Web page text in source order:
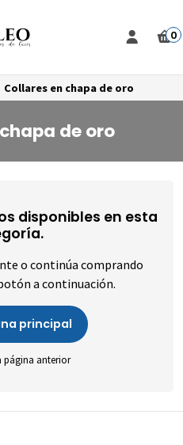
0
Collares en chapa de oro
de oro
disponibles en esta
o continúa comprando
a continuación.
principal
página anterior